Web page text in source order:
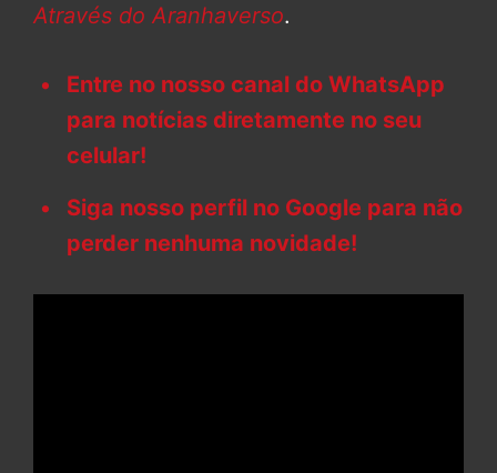
Através do Aranhaverso.
Entre no nosso canal do WhatsApp
para notícias diretamente no seu
celular!
Siga nosso perfil no Google para não
perder nenhuma novidade!